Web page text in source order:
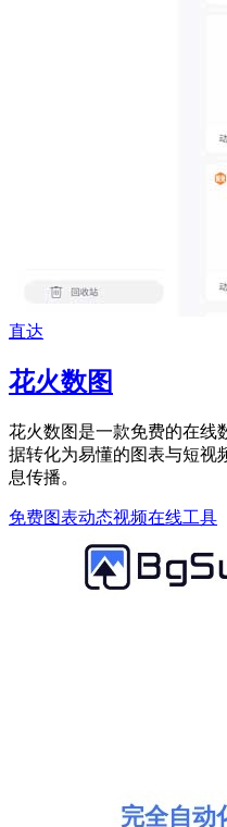
直达
花火数图
花火数图是一款免费的在线
据转化为易懂的图表与短视
息传播。
免费图表动态视频在线工具